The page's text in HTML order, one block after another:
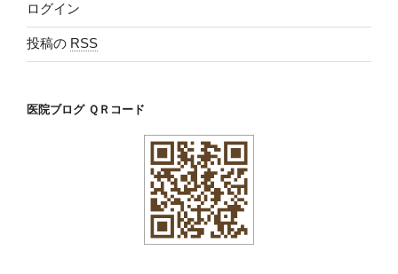
ログイン
投稿の RSS
医院ブログ ＱＲコード